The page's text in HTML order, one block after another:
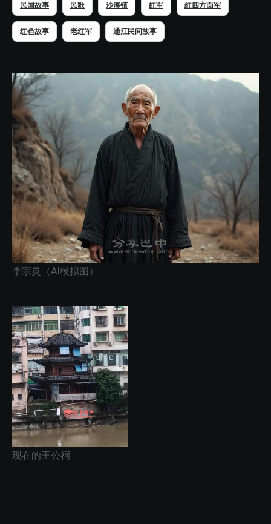
民国故事 民歌 沙溪镇 红军 红四方面军
红色故事 老红军 通江民间故事
李宗灵（AI模拟图）
现在的王公祠